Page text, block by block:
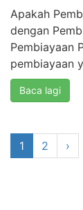
Apakah
dengan
Pembiayaan
pembiayaan
Baca lagi
1 2 ›